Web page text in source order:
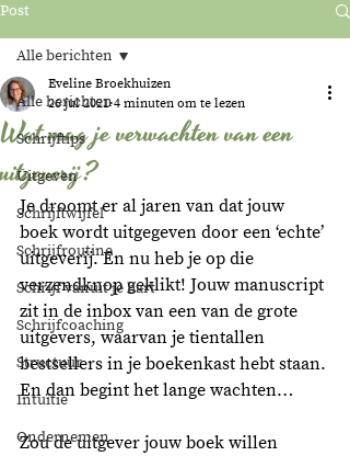
Post
Alle berichten
Schrijftips
Uitgeven
Schrijftwijfel
Schrijfroutine
Schrijf vanuit je hart
Schrijfcoaching
Structuur
Intuïtie
Ondernemen
Alle berichten
Wat mag je verwachten van een
uitgeverij?
Eveline Broekhuizen
26 jul 2021 4 minuten om te lezen
Je droomt er al jaren van dat jouw
boek wordt uitgegeven door een ‘echte’
uitgeverij. En nu heb je op die
verzendknop geklikt! Jouw manuscript
zit in de inbox van een van de grote
uitgevers, waarvan je tientallen
bestsellers in je boekenkast hebt staan.
En dan begint het lange wachten…
Zou de uitgever jouw boek willen